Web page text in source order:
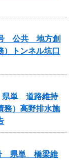
号 公共 地方創
トンネル坑口
県単 道路維持
務）高野排水施
号 県単 橋梁維